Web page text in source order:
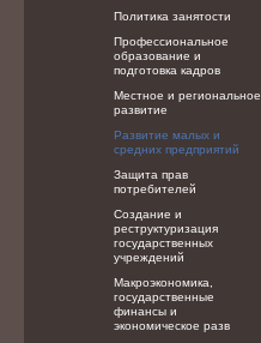
Политика занятости
Профессиональное
образование и
подготовка кадров
Местное и региональное
развитие
Развитие малых и
средних предприятий
Защита прав
потребителей
Создание и
реструктуризация
государственных
учреждений
Макроэкономика,
государственные
финансы и
экономическое разв